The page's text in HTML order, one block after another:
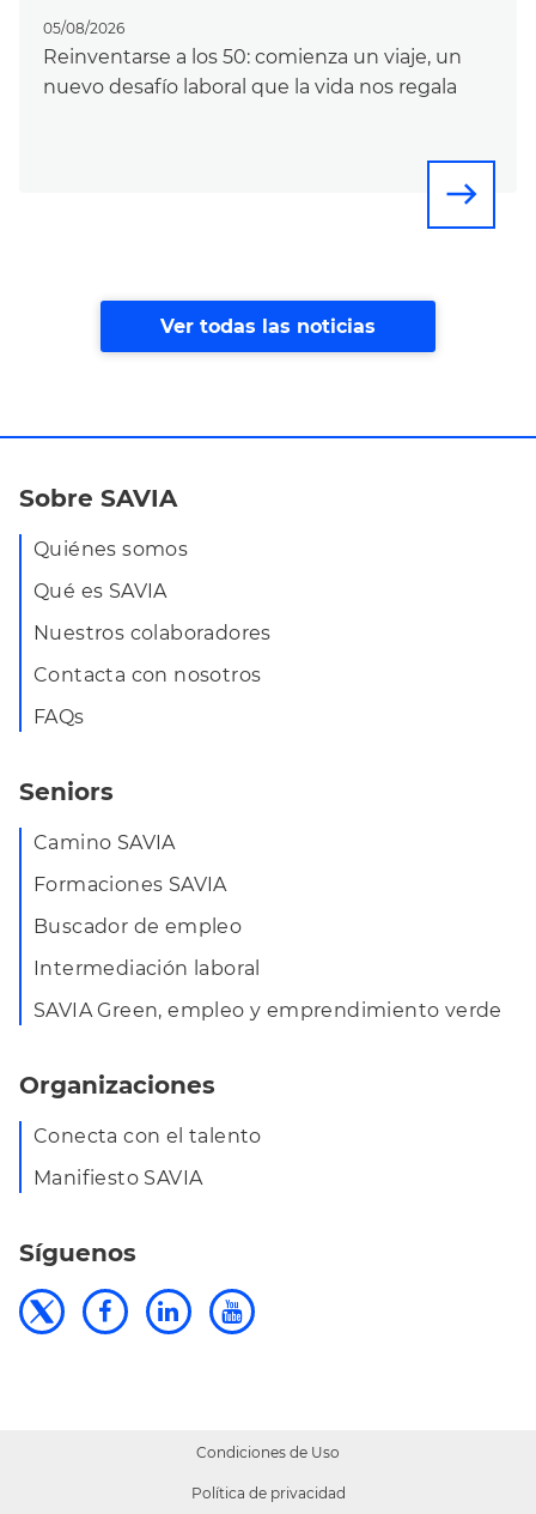
05/08/2026
Reinventarse a los 50: comienza un viaje, un
nuevo desafío laboral que la vida nos regala
east
Ver todas las noticias
Sobre SAVIA
Quiénes somos
Qué es SAVIA
Nuestros colaboradores
Contacta con nosotros
FAQs
Seniors
Camino SAVIA
Formaciones SAVIA
Buscador de empleo
Intermediación laboral
SAVIA Green, empleo y emprendimiento verde
Organizaciones
Conecta con el talento
Manifiesto SAVIA
Síguenos
Condiciones de Uso
Política de privacidad